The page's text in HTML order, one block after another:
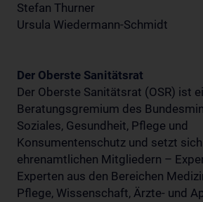
Stefan Thurner
Ursula Wiedermann-Schmidt
Der Oberste Sanitätsrat
Der Oberste Sanitätsrat (OSR) ist
Beratungsgremium des
Soziales, Gesundheit, Pflege und
Konsumentenschutz und setzt
ehrenamtlichen Mitgliedern –
Experten aus den Bereichen
Pflege, Wissenschaft, Ärzte- und